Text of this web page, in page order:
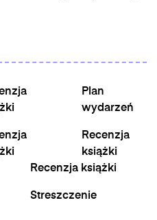
Plan
wydarzeń
Recenzja
książki
Recenzja książki
Streszczenie